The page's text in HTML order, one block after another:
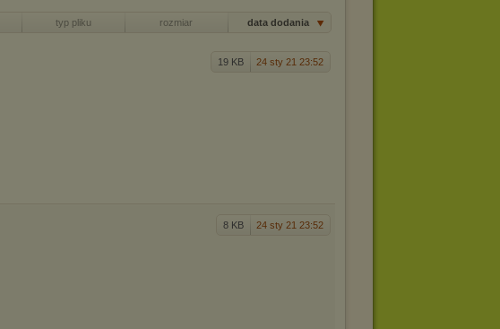
typ pliku rozmiar data dodania
19 KB 24 sty 21 23:52
8 KB 24 sty 21 23:52